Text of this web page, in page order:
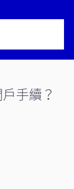
手續？